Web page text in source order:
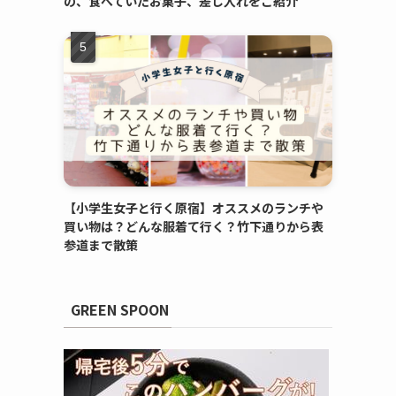
【小学生女子と行く原宿】オススメのランチや
買い物は？どんな服着て行く？竹下通りから表
参道まで散策
GREEN SPOON